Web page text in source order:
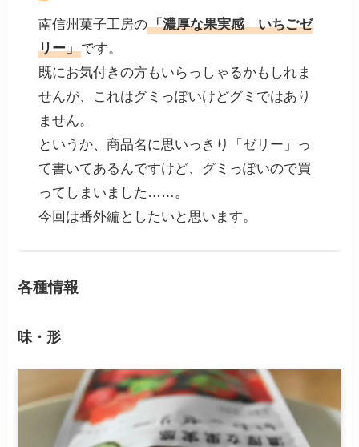
南信州菓子工房の「濃厚な果実感 いちごゼ
リー」です。
既にお気付きの方もいらっしゃるかもしれま
せんが、これはグミっぽいけどグミではあり
ません。
というか、商品名に思いっきり「ゼリー」っ
て書いてあるんですけど、グミっぽいので買
ってしまいました……。
今回は番外編としたいと思います。
各種情報
味・形